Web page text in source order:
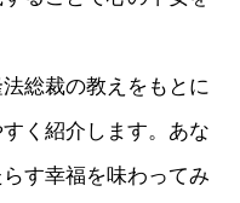
総裁の教えをもとに
く紹介します。あな
す幸福を味わってみ